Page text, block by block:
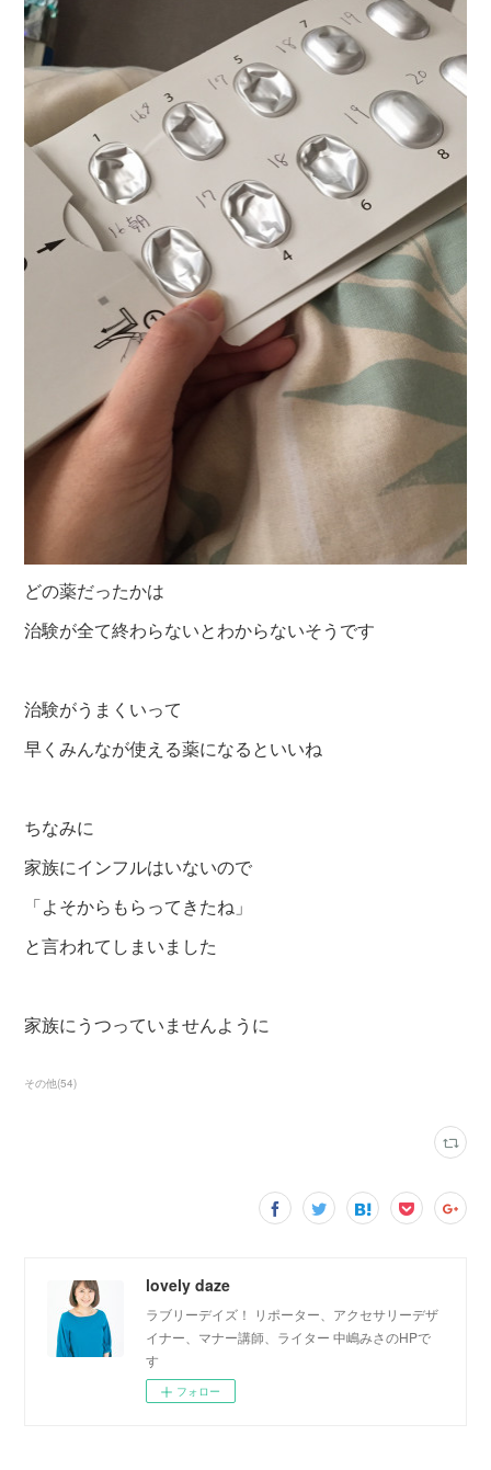
どの薬だったかは
治験が全て終わらないとわからないそうです
治験がうまくいって
早くみんなが使える薬になるといいね
ちなみに
家族にインフルはいないので
「よそからもらってきたね」
と言われてしまいました
家族にうつっていませんように
その他(54)
lovely daze
ラブリーデイズ！ リポーター、アクセサリーデザ
イナー、マナー講師、ライター 中嶋みさのHPで
す
フォロー